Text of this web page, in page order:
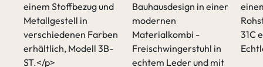
einem Stoffbezug und
Metallgestell in
verschiedenen Farben
erhältlich, Modell 3B-
ST.</p>
Bauhausdesign in einer
modernen
Materialkombi -
Freischwingerstuhl in
echtem Leder und mit
31C